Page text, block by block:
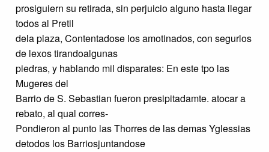
prosiguiern su retirada, sin perjuicio alguno hasta llegar
todos al Pretil
dela plaza, Contentadose los amotinados, con segurlos
de lexos tirandoalgunas
piedras, y hablando mil disparates: En este tpo las
Mugeres del
Barrio de S. Sebastian fueron presipitadamte. atocar a
rebato, al qual corres-
Pondieron al punto las Thorres de las demas Yglessias
detodos los Barriosjuntandose